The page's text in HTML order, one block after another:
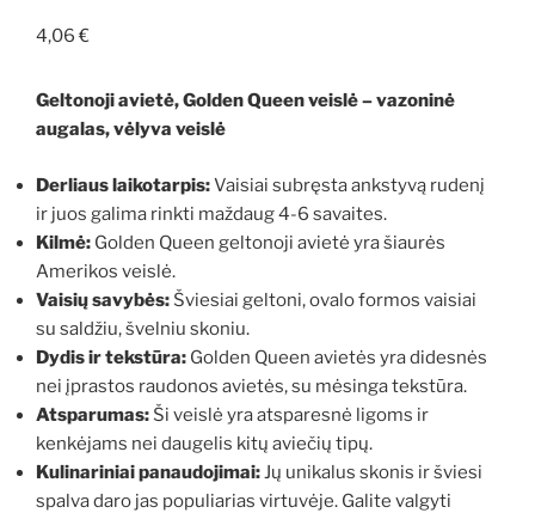
4,06€
Geltonoji avietė, Golden Queen veislė – vazoninė
augalas, vėlyva veislė
Derliaus laikotarpis:Vaisiai subręsta ankstyvą rudenį
ir juos galima rinkti maždaug 4-6 savaites.
Kilmė: Golden Queen geltonoji avietė yra šiaurės
Amerikos veislė.
Vaisių savybės: Šviesiai geltoni, ovalo formos vaisiai
su saldžiu, švelniu skoniu.
Dydis ir tekstūra: Golden Queen avietės yra didesnės
nei įprastos raudonos avietės, su mėsinga tekstūra.
Atsparumas: Ši veislė yra atsparesnė ligoms ir
kenkėjams nei daugelis kitų aviečių tipų.
Kulinariniai panaudojimai: Jų unikalus skonis ir šviesi
spalva daro jas populiarias virtuvėje. Galite valgyti